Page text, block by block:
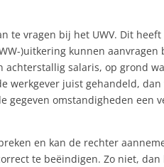
te vragen bij het UWV. Dit
)uitkering kunnen aanvragen
salaris, op grond
werkgever juist gehandeld,
omstandigheden een
en kan de rechter
te beëindigen. Zo niet,